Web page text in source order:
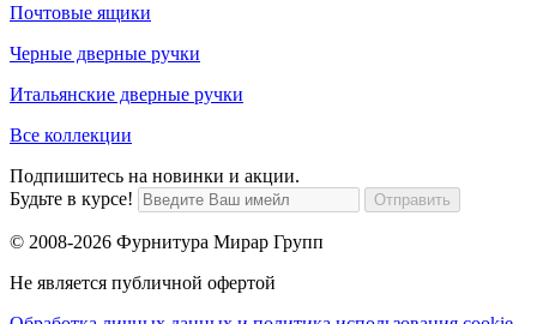
Почтовые ящики
Черные дверные ручки
Итальянские дверные ручки
Все коллекции
Подпишитесь на новинки и акции.
Будьте в курсе!
© 2008-2026 Фурнитура Мирар Групп
Не является публичной офертой